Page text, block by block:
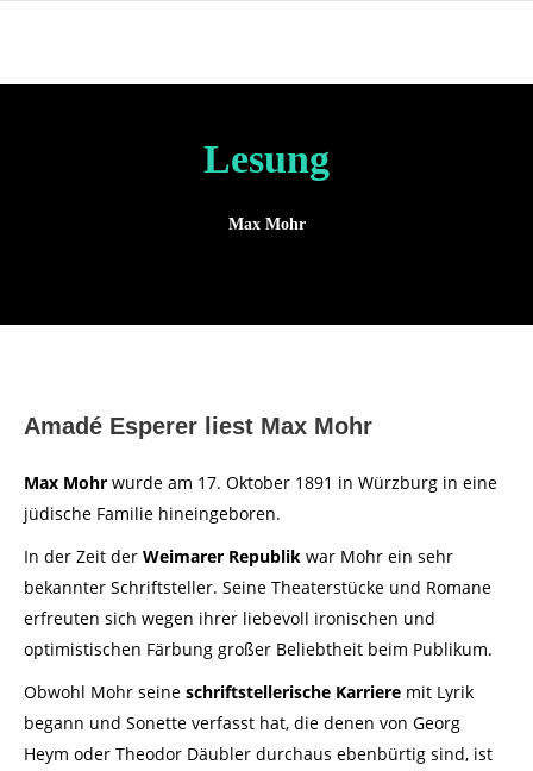
Lesung
Max Mohr
Amadé Esperer liest Max Mohr
Max Mohr wurde am 17. Oktober 1891 in Würzburg in eine
jüdische Familie hineingeboren.
In der Zeit der Weimarer Republik war Mohr ein sehr
bekannter Schriftsteller. Seine Theaterstücke und Romane
erfreuten sich wegen ihrer liebevoll ironischen und
optimistischen Färbung großer Beliebtheit beim Publikum.
Obwohl Mohr seine schriftstellerische Karriere mit Lyrik
begann und Sonette verfasst hat, die denen von Georg
Heym oder Theodor Däubler durchaus ebenbürtig sind, ist